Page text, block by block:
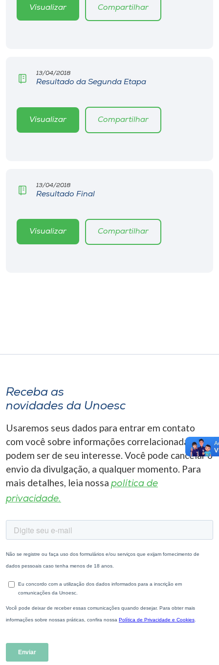
Visualizar Compartilhar
13/04/2018
Resultado da Segunda Etapa
Visualizar Compartilhar
13/04/2018
Resultado Final
Visualizar Compartilhar
Receba as
novidades da Unoesc
Usaremos seus dados para entrar em contato
com você sobre informações correlacionadas que
podem ser de seu interesse. Você pode cancelar o
envio da divulgação, a qualquer momento. Para
mais detalhes, leia nossa política de
privacidade.